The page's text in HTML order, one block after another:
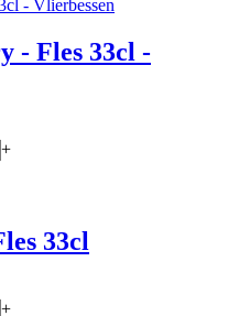
- Fles 33cl -
+
33cl
+